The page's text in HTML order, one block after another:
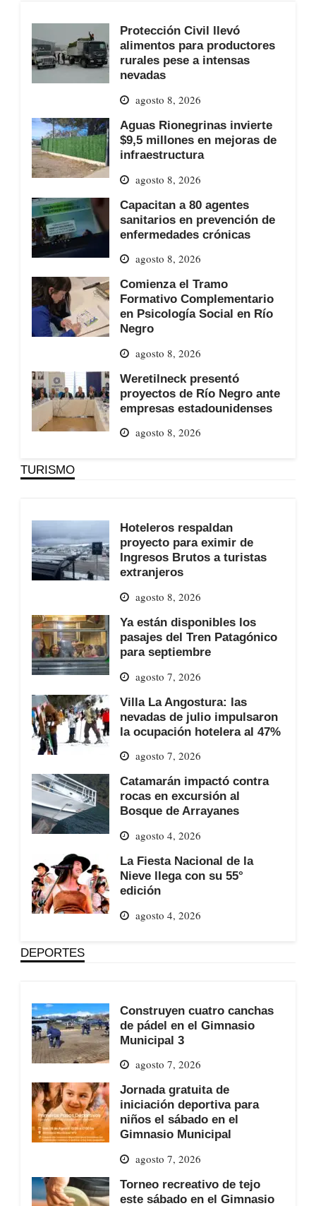
Protección Civil llevó
alimentos para productores
rurales pese a intensas
nevadas
agosto 8, 2026
Aguas Rionegrinas invierte
$9,5 millones en mejoras de
infraestructura
agosto 8, 2026
Capacitan a 80 agentes
sanitarios en prevención de
enfermedades crónicas
agosto 8, 2026
Comienza el Tramo
Formativo Complementario
en Psicología Social en Río
Negro
agosto 8, 2026
Weretilneck presentó
proyectos de Río Negro ante
empresas estadounidenses
agosto 8, 2026
TURISMO
Hoteleros respaldan
proyecto para eximir de
Ingresos Brutos a turistas
extranjeros
agosto 8, 2026
Ya están disponibles los
pasajes del Tren Patagónico
para septiembre
agosto 7, 2026
Villa La Angostura: las
nevadas de julio impulsaron
la ocupación hotelera al 47%
agosto 7, 2026
Catamarán impactó contra
rocas en excursión al
Bosque de Arrayanes
agosto 4, 2026
La Fiesta Nacional de la
Nieve llega con su 55°
edición
agosto 4, 2026
DEPORTES
Construyen cuatro canchas
de pádel en el Gimnasio
Municipal 3
agosto 7, 2026
Jornada gratuita de
iniciación deportiva para
niños el sábado en el
Gimnasio Municipal
agosto 7, 2026
Torneo recreativo de tejo
este sábado en el Gimnasio